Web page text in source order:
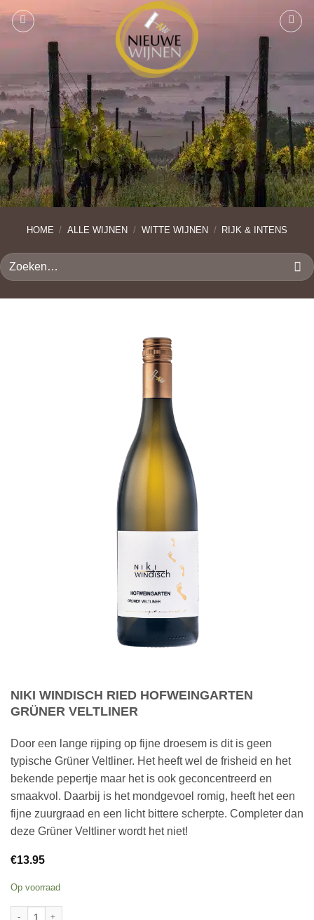
naar
HOME / ALLE WIJNEN / WITTE WIJNEN / RIJK & INTENS
Zoeken
naar:
NIKI WINDISCH RIED HOFWEINGARTEN
GRÜNER VELTLINER
Door een lange rijping op fijne droesem is dit is geen
typische Grüner Veltliner. Het heeft wel de frisheid en het
bekende pepertje maar het is ook geconcentreerd en
smaakvol. Daarbij is het mondgevoel romig, heeft het een
fijne zuurgraad en een licht bittere scherpte. Completer dan
deze Grüner Veltliner wordt het niet!
€13.95
Op voorraad